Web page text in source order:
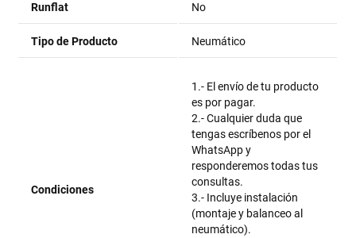
Runflat No
Tipo de Producto Neumático
Condiciones
1.- El envío de tu producto
es por pagar.
2.- Cualquier duda que
tengas escríbenos por el
WhatsApp y
responderemos todas tus
consultas.
3.- Incluye instalación
(montaje y balanceo al
neumático).